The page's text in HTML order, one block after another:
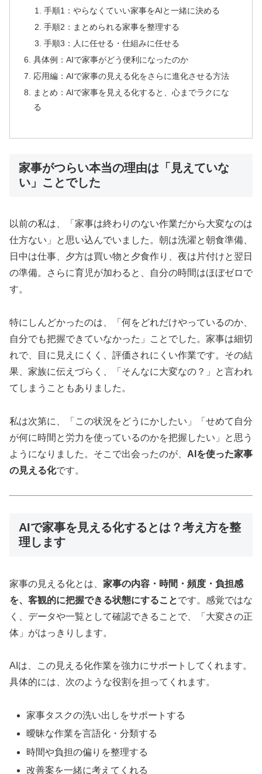
手順1：やらなくていい家事をAIと一緒に決める
手順2：まとめられる家事を整理する
手順3：人に任せる・仕組みに任せる
具体例：AIで家事がどう便利になったのか
応用編：AIで家事の見える化をさらに進化させる方法
まとめ：AIで家事を見える化すると、心までラクにな
る
家事がつらい本当の理由は「見えていな
い」ことでした
以前の私は、「家事は終わりのない作業だから大変なのは
仕方ない」と思い込んでいました。朝は洗濯と朝食準備、
日中は仕事、夕方は買い物と夕食作り、夜は片付けと翌日
の準備。さらに育児が加わると、自分の時間はほぼゼロで
す。
特にしんどかったのは、「何をどれだけやっているのか、
自分でも把握できていなかった」ことでした。家事は細切
れで、目に見えにくく、評価されにくい作業です。その結
果、家族に伝えづらく、「そんなに大変なの？」と言われ
てしまうこともありました。
私は次第に、「この状況をどうにかしたい」「せめて自分
が何に時間と労力を使っているのかを把握したい」と思う
ようになりました。そこで出会ったのが、 AIを使った家事
の見える化です。
AIで家事を見える化するとは？考え方を整
理します
家事の見える化とは、 家事の内容・時間・頻度・負担感
を、客観的に把握できる状態にすることです。感覚ではな
く、データや一覧として確認できることで、「大変さの正
体」がはっきりします。
AIは、この見える化作業を強力にサポートしてくれます。
具体的には、次のような役割を担ってくれます。
家事タスクの洗い出しをサポートする
曖昧な作業を言語化・分類する
時間や負担の偏りを整理する
改善案を一緒に考えてくれる